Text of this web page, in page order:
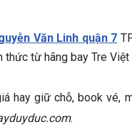
Văn Linh quận 7
từ hãng bay Tre Việt
hay giữ chỗ, book vé,
.